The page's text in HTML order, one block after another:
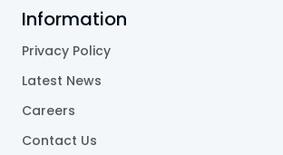
Information
Privacy Policy
Latest News
Careers
Contact Us